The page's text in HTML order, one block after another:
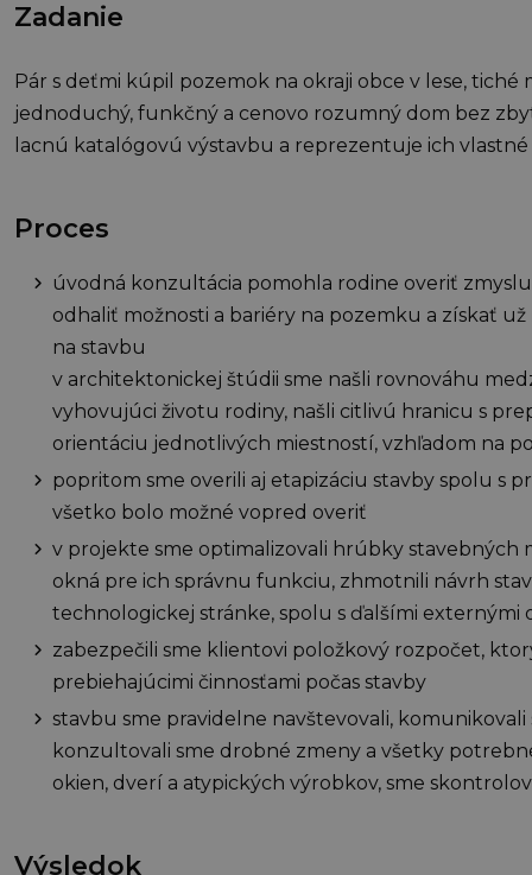
Zadanie
Pár s deťmi kúpil pozemok na okraji obce v lese, tiché
jednoduchý, funkčný a cenovo rozumný dom bez
lacnú katalógovú výstavbu a reprezentuje ich vlastné
Proces
úvodná konzultácia pomohla rodine overiť
odhaliť možnosti a bariéry na pozemku a získať
na stavbu
v architektonickej štúdii sme našli rovnováhu
vyhovujúci životu rodiny, našli citlivú hranicu s
orientáciu jednotlivých miestností, vzhľadom na
popritom sme overili aj etapizáciu stavby spolu s
všetko bolo možné vopred overiť
v projekte sme optimalizovali hrúbky stavebných
okná pre ich správnu funkciu, zhmotnili návrh
technologickej stránke, spolu s ďalšími externými
zabezpečili sme klientovi položkový rozpočet,
prebiehajúcimi činnosťami počas stavby
stavbu sme pravidelne navštevovali,
konzultovali sme drobné zmeny a všetky
okien, dverí a atypických výrobkov, sme
Výsledok